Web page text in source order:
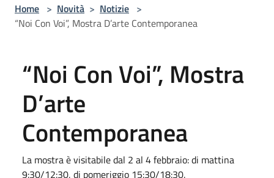
Home > Novità > Notizie >
“Noi Con Voi”, Mostra D’arte Contemporanea
“Noi Con Voi”, Mostra
D’arte
Contemporanea
La mostra è visitabile dal 2 al 4 febbraio: di mattina
9:30/12:30, di pomeriggio 15:30/18:30.